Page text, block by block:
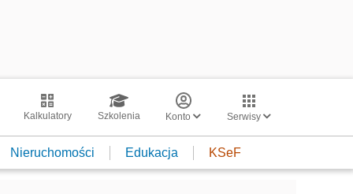
Kalkulatory Szkolenia Konto Serwisy
Nieruchomości Edukacja KSeF